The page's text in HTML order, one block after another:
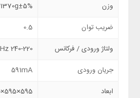
وزن
1370g±5%
ضریب توان
0.5
ولتاژ ورودی / فرکانس
240-220 V AC / 50 Hz
جریان ورودی
591mA
ابعاد
595×595×10 mm